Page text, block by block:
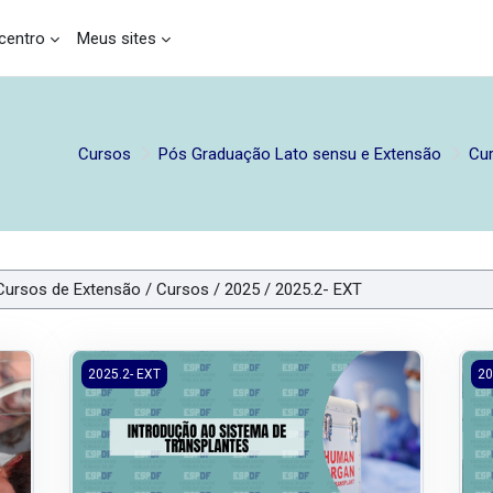
Meus sites
Cursos Pós Graduação Lato sensu e Extensão
enfermeiros da atenção primária à saúde para consulta a
2025.2/EXT/HIB - Introdução ao Sistema de
2025.2- EXT